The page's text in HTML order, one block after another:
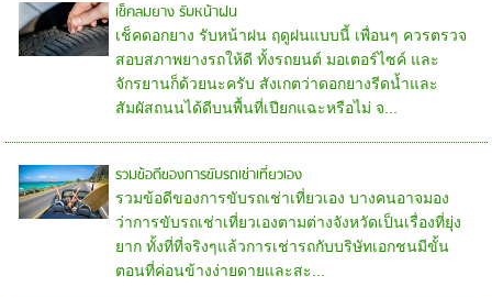
เช็คลมยาง รับหน้าฝน
เช็คดอกยาง รับหน้าฝน ฤดูฝนแบบนี้ เพื่อนๆ ควรตรวจ
สอบสภาพยางรถให้ดี ทั้งรถยนต์ มอเตอร์ไซค์ และ
จักรยานก็ด้วยนะครับ สังเกตว่าดอกยางรีดน้ำและ
สัมผัสถนนได้ดีบนพื้นที่เปียกแฉะหรือไม่ จ...
รวมข้อดีของการขับรถเช่าเที่ยวเอง
รวมข้อดีของการขับรถเช่าเที่ยวเอง บางคนอาจมอง
ว่าการขับรถเช่าเที่ยวเองตามต่างจังหวัดเป็นเรื่องที่ยุ่ง
ยาก ทั้งที่ที่จริงๆแล้วการเช่ารถกับบริษัทเอกชนมีขั้น
ตอนที่ค่อนข้างง่ายดายและสะ...